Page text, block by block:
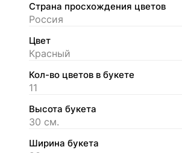
Страна просхождения цветов
Россия
Цвет
Красный
Кол-во цветов в букете
11
Высота букета
30 см.
Ширина букета